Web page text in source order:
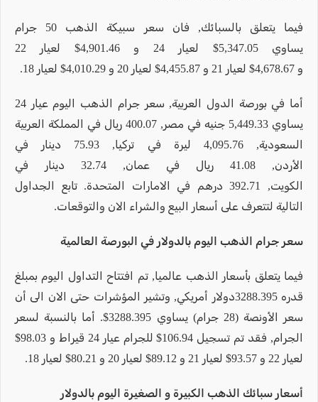
فيما يتعلق بالسبائك, فان سعر سبيكة الذهب 50 جرام
يساوي 5,347.05$ لعيار 24 و 4,901.46$ لعيار 22
و 4,678.67$ لعيار 21 و 4,455.87$ لعيار 20 و 4,010.29$ لعيار 18.
أما في بورصة الدول العربية, سعر جرام الذهب اليوم عيار 24
يساوي 5,449.33 جنيه في مصر, 400.07 ريال في المملكة العربية
السعودية, 4,095.76 ليرة في تركيا, 75.93 دينار في
الأردن, 41.08 ريال في عمان, 32.74 دينار في
الكويت, 392.71 درهم في الامارات المتحدة. تابع الجداول
التالية لتتعرف على أسعار البيع والشراء الان والتوقعات.
سعر جرام الذهب اليوم بالدولار في البورصة العالمية
فيما يتعلق بأسعار الذهب عالميا, تم افتتاح التداول اليوم بمبلغ
قدره 3288.395دولار أمريكي, وتشير المؤشرات حتى الان الى أن
سعر الأونصة (28 جرام) يساوي 3288.395$. أما بالنسبة لسعر
الجرام, فقد تم تسجيل 106.94$ للجرام عيار 24 قيراط و 98.03$
لعيار 22 و 93.57$ لعيار 21 و 89.12$ لعيار 20 و 80.21$ لعيار 18.
أسعار سبائك الذهب الكبيرة و الصغيرة اليوم بالدولار